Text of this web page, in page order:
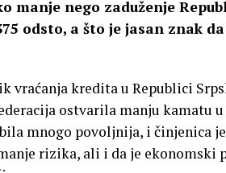
manje nego zaduženje
odsto, a što je jasan znak
kredita u Republici
ostvarila manju kamatu
mnogo povoljnija, i činjenica
rizika, ali i da je ekonomski